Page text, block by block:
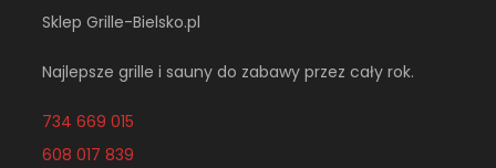
Sklep Grille-Bielsko.pl
Najlepsze grille i sauny do zabawy przez cały rok.
734 669 015
608 017 839